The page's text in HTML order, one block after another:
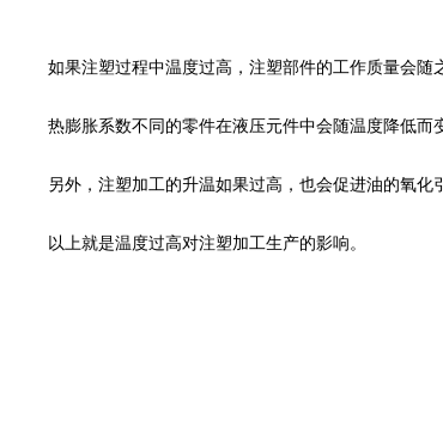
如果注塑过程中温度过高，注塑部件的工作质量会随
热膨胀系数不同的零件在液压元件中会随温度降低而
另外，注塑加工的升温如果过高，也会促进油的氧
以上就是温度过高对注塑加工生产的影响。